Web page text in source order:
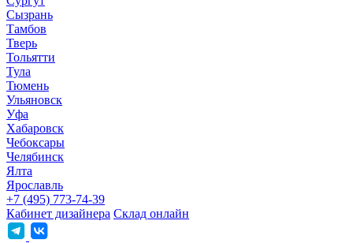
Сызрань
Тамбов
Тверь
Тольятти
Тула
Тюмень
Ульяновск
Уфа
Хабаровск
Чебоксары
Челябинск
Ялта
Ярославль
+7 (495) 773-74-39
Кабинет дизайнера Склад онлайн